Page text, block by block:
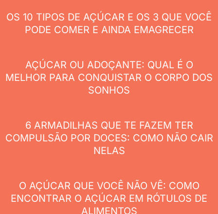
OS 10 TIPOS DE AÇÚCAR E OS 3 QUE VOCÊ
PODE COMER E AINDA EMAGRECER
AÇÚCAR OU ADOÇANTE: QUAL É O
MELHOR PARA CONQUISTAR O CORPO DOS
SONHOS
6 ARMADILHAS QUE TE FAZEM TER
COMPULSÃO POR DOCES: COMO NÃO CAIR
NELAS
O AÇÚCAR QUE VOCÊ NÃO VÊ: COMO
ENCONTRAR O AÇÚCAR EM RÓTULOS DE
ALIMENTOS